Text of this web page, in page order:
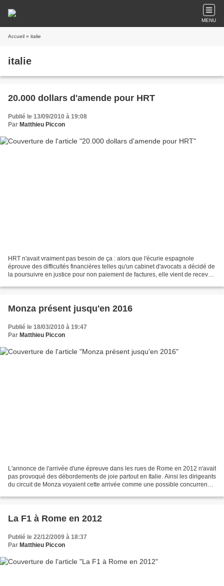
MENU
Accueil » italie
italie
20.000 dollars d'amende pour HRT
Publié le 13/09/2010 à 19:08
Par Matthieu Piccon
HRT n'avait vraiment pas besoin de ça : alors que l'écurie espagnole
éprouve des difficultés financières telles qu'un cabinet d'avocats a décidé de
la poursuivre en justice pour non paiement de factures, elle vient de recevoir
Monza présent jusqu'en 2016
Publié le 18/03/2010 à 19:47
Par Matthieu Piccon
L'annonce de l'arrivée d'une épreuve dans les rues de Rome en 2012 n'avait
pas provoqué des débordements de joie partout en Italie. Ainsi les dirigeants
du circuit de Monza voyaient cette arrivée comme une possible concurrence,
La F1 à Rome en 2012
Publié le 22/12/2009 à 18:37
Par Matthieu Piccon